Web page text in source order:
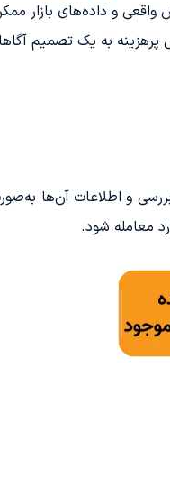
و داده‌های بازار
به یک تصمیم
و اطلاعات آن‌ها
معامله شود.